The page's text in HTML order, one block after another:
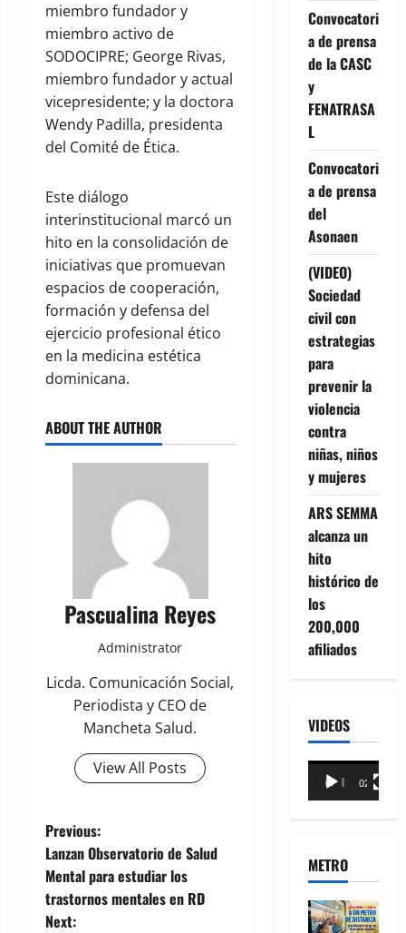
miembro fundador y
miembro activo de
SODOCIPRE; George Rivas,
miembro fundador y actual
vicepresidente; y la doctora
Wendy Padilla, presidenta
del Comité de Ética.
Este diálogo
interinstitucional marcó un
hito en la consolidación de
iniciativas que promuevan
espacios de cooperación,
formación y defensa del
ejercicio profesional ético
en la medicina estética
dominicana.
ABOUT THE AUTHOR
Pascualina Reyes
Administrator
Licda. Comunicación Social,
Periodista y CEO de
Mancheta Salud.
View All Posts
P
o
s
Previous:
Lanzan Observatorio de Salud
Mental para estudiar los
trastornos mentales en RD
Next:
Convocatori
a de prensa
de la CASC
y
FENATRASA
L
Convocatori
a de prensa
del
Asonaen
(VIDEO)
Sociedad
civil con
estrategias
para
prevenir la
violencia
contra
niñas, niños
y mujeres
ARS SEMMA
alcanza un
hito
histórico de
los
200,000
afiliados
VIDEOS
Reproductor
00:00 02:18
METRO